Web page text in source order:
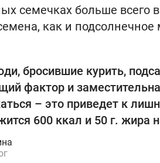
семечках больше всего
как и
бросившие курить,
фактор и
– это приведет к
600 ккал и 50 г. жира